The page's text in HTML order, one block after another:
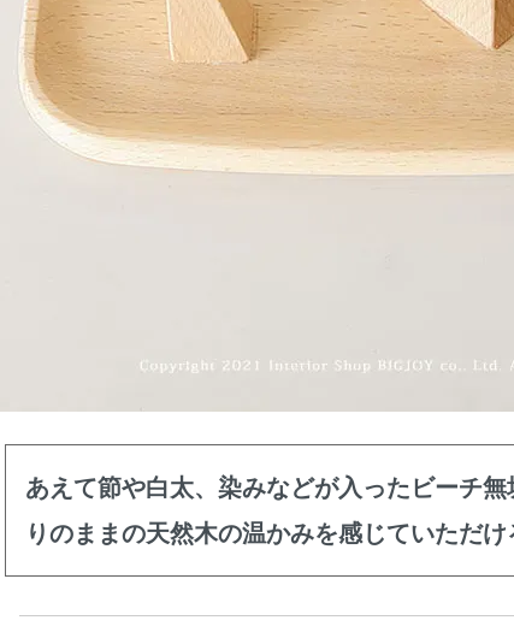
あえて節や白太、染みなどが入ったビーチ
りのままの天然木の温かみを感じていただ